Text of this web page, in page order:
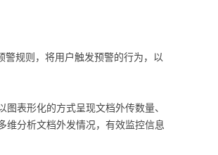
警规则，将用户触发预警的行为，以
表形化的方式呈现文档外传数量、
维分析文档外发情况，有效监控信息